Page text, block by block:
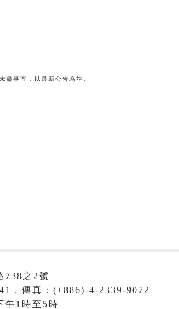
盡事宜，以最新公告為準。
738之2號
．傳真：(+886)-4-2339-9072
午1時至5時